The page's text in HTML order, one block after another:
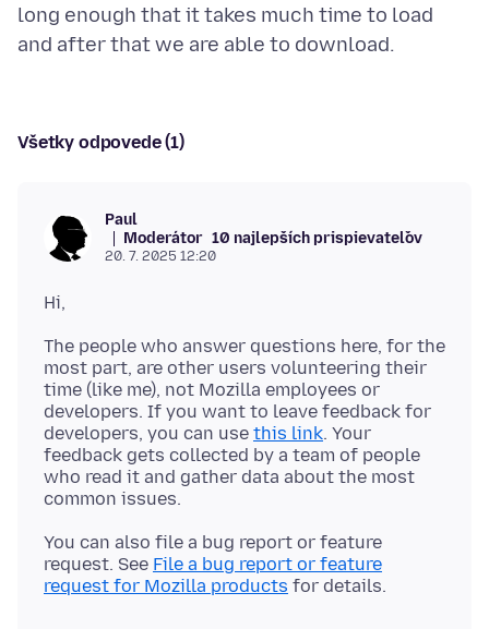
long enough that it takes much time to load
Všetky odpovede (1)
Paul
Moderátor 10 najlepších prispievateľov
20. 7. 2025 12:20
The people who answer questions here, for the
most part, are other users volunteering their
time (like me), not Mozilla employees or
developers. If you want to leave feedback for
developers, you can use this link. Your
feedback gets collected by a team of people
who read it and gather data about the most
You can also file a bug report or feature
request. See File a bug report or feature
request for Mozilla products